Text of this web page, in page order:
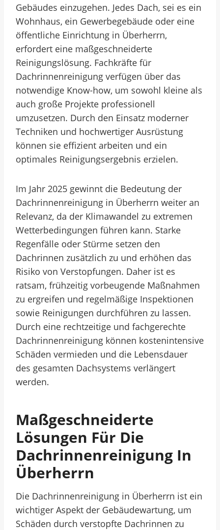
Gebäudes einzugehen. Jedes Dach, sei es ein
Wohnhaus, ein Gewerbegebäude oder eine
öffentliche Einrichtung in Überherrn,
erfordert eine maßgeschneiderte
Reinigungslösung. Fachkräfte für
Dachrinnenreinigung verfügen über das
notwendige Know-how, um sowohl kleine als
auch große Projekte professionell
umzusetzen. Durch den Einsatz moderner
Techniken und hochwertiger Ausrüstung
können sie effizient arbeiten und ein
optimales Reinigungsergebnis erzielen.
Im Jahr 2025 gewinnt die Bedeutung der
Dachrinnenreinigung in Überherrn weiter an
Relevanz, da der Klimawandel zu extremen
Wetterbedingungen führen kann. Starke
Regenfälle oder Stürme setzen den
Dachrinnen zusätzlich zu und erhöhen das
Risiko von Verstopfungen. Daher ist es
ratsam, frühzeitig vorbeugende Maßnahmen
zu ergreifen und regelmäßige Inspektionen
sowie Reinigungen durchführen zu lassen.
Durch eine rechtzeitige und fachgerechte
Dachrinnenreinigung können kostenintensive
Schäden vermieden und die Lebensdauer
des gesamten Dachsystems verlängert
werden.
Maßgeschneiderte
Lösungen Für Die
Dachrinnenreinigung In
Überherrn
Die Dachrinnenreinigung in Überherrn ist ein
wichtiger Aspekt der Gebäudewartung, um
Schäden durch verstopfte Dachrinnen zu